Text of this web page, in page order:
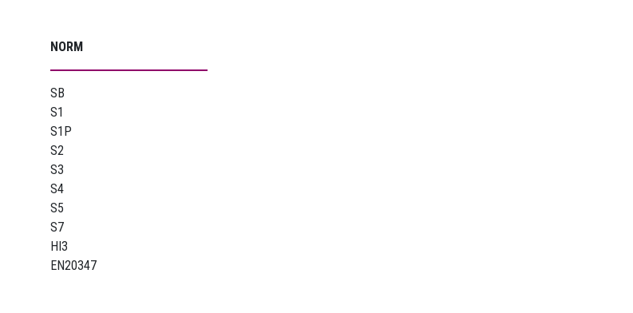
NORM
SB
S1
S1P
S2
S3
S4
S5
S7
HI3
EN20347